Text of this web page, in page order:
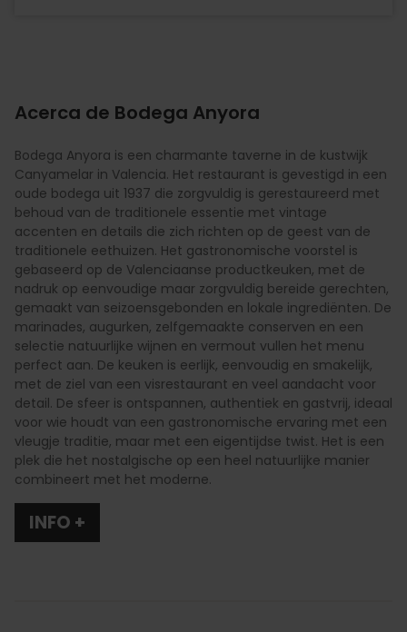
Acerca de Bodega Anyora
Bodega Anyora is een charmante taverne in de kustwijk
Canyamelar in Valencia. Het restaurant is gevestigd in een
oude bodega uit 1937 die zorgvuldig is gerestaureerd met
behoud van de traditionele essentie met vintage
accenten en details die zich richten op de geest van de
traditionele eethuizen. Het gastronomische voorstel is
gebaseerd op de Valenciaanse productkeuken, met de
nadruk op eenvoudige maar zorgvuldig bereide gerechten,
gemaakt van seizoensgebonden en lokale ingrediënten. De
marinades, augurken, zelfgemaakte conserven en een
selectie natuurlijke wijnen en vermout vullen het menu
perfect aan. De keuken is eerlijk, eenvoudig en smakelijk,
met de ziel van een visrestaurant en veel aandacht voor
detail. De sfeer is ontspannen, authentiek en gastvrij, ideaal
voor wie houdt van een gastronomische ervaring met een
vleugje traditie, maar met een eigentijdse twist. Het is een
plek die het nostalgische op een heel natuurlijke manier
combineert met het moderne.
INFO +